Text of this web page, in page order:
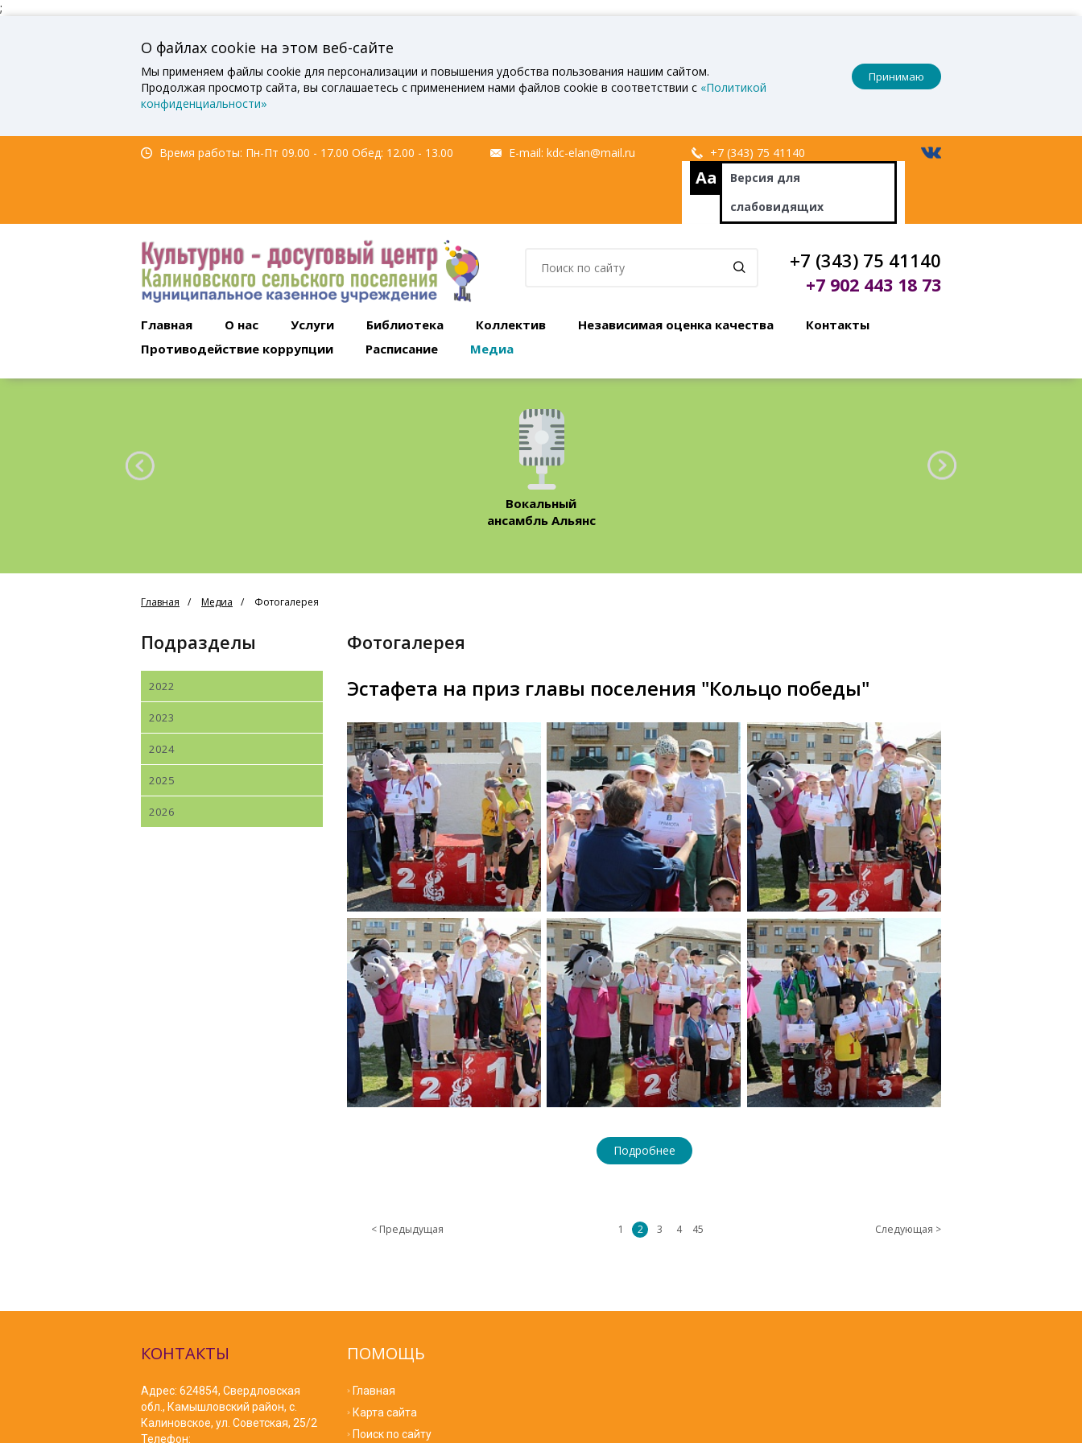
;
О файлах cookie на этом веб-сайте
Мы применяем файлы cookie для персонализации и повышения удобства пользования нашим сайтом.
Продолжая просмотр сайта, вы соглашаетесь с применением нами файлов cookie в соответствии с «Политикой
конфиденциальности»
Принимаю
Время работы: Пн-Пт 09.00 - 17.00 Обед: 12.00 - 13.00 E-mail: kdc-elan@mail.ru +7 (343) 75 41140
Aa Версия для
слабовидящих
+7 (343) 75 41140
+7 902 443 18 73
Главная О нас Услуги Библиотека Коллектив Независимая оценка качества
Контакты
Противодействие коррупции
Расписание Медиа
Вокальный
ансамбль Альянс
Главная Медиа Фотогалерея
Подразделы
2022
2023
2024
2025
2026
Фотогалерея
Эстафета на приз главы поселения "Кольцо победы"
Подробнее
< Предыдущая 1 2 3 4 45 Следующая >
ПОМОЩЬ
Главная
Карта сайта
Поиск по сайту
КОНТАКТЫ
Адрес: 624854, Свердловская
обл., Камышловский район, с.
Калиновское, ул. Советская, 25/2
Телефон: